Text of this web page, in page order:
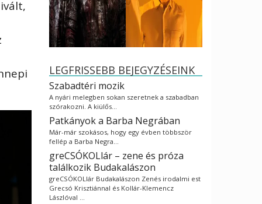
LEGFRISSEBB BEJEGYZÉSEINK
Szabadtéri mozik
A nyári melegben sokan szeretnek a szabadban
szórakozni. A kiülős…
Patkányok a Barba Negrában
Már-már szokásos, hogy egy évben többször
fellép a Barba Negra…
greCSÓKOLlár – zene és próza
találkozik Budakalászon
greCSÓKOLlár Budakalászon Zenés irodalmi est
Grecsó Krisztiánnal és Kollár-Klemencz
Lászlóval …